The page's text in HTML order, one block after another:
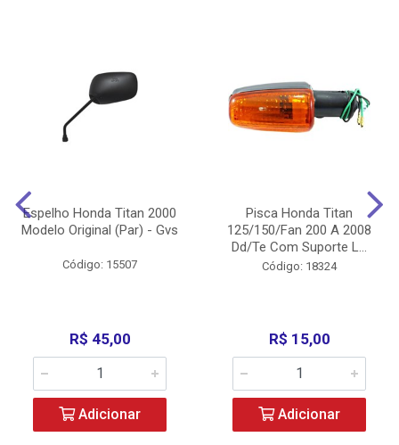
Espelho Honda Titan 2000
Modelo Original (Par) - Gvs
Código: 15507
R$ 45,00
Adicionar
Pisca Honda Titan
125/150/Fan 200 A 2008
Dd/Te Com Suporte L...
Código: 18324
R$ 15,00
Adicionar